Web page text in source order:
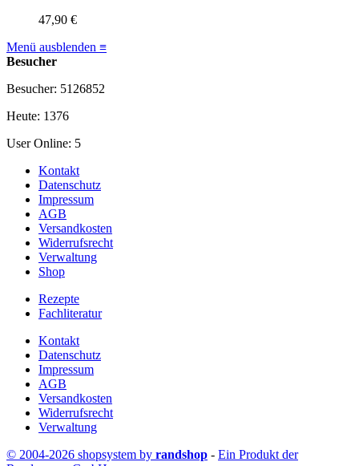
47,90 €
Menü ausblenden ≡
Besucher
Besucher: 5126852
Heute: 1376
User Online: 5
Kontakt
Datenschutz
Impressum
AGB
Versandkosten
Widerrufsrecht
Verwaltung
Shop
Rezepte
Fachliteratur
Kontakt
Datenschutz
Impressum
AGB
Versandkosten
Widerrufsrecht
Verwaltung
© 2004-2026 shopsystem by randshop - Ein Produkt der